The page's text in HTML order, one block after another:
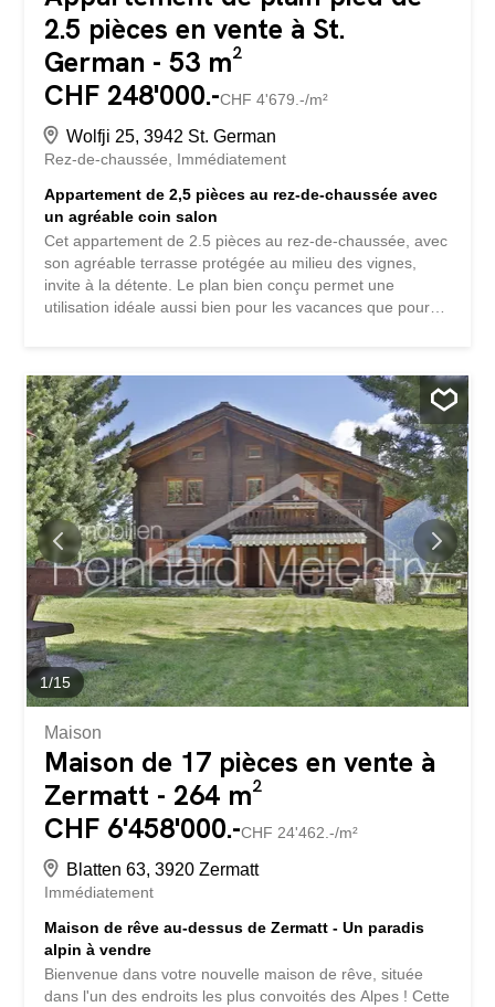
2.5 pièces en vente à St.
German - 53 m²
CHF 248'000.-CHF 4'679.-/m²
Wolfji 25, 3942 St. German
Rez-de-chaussée
Immédiatement
Appartement de 2,5 pièces au rez-de-chaussée avec
un agréable coin salon
Cet appartement de 2.5 pièces au rez-de-chaussée, avec
son agréable terrasse protégée au milieu des vignes,
invite à la détente. Le plan bien conçu permet une
utilisation idéale aussi bien pour les vacances que pour
1/15
Maison
Maison de 17 pièces en vente à
Zermatt - 264 m²
CHF 6'458'000.-CHF 24'462.-/m²
Blatten 63, 3920 Zermatt
Immédiatement
Maison de rêve au-dessus de Zermatt - Un paradis
alpin à vendre
Bienvenue dans votre nouvelle maison de rêve, située
dans l'un des endroits les plus convoités des Alpes ! Cette